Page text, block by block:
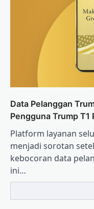
Data Pelanggan
Pengguna Trump T1
Platform layanan
menjadi sorotan
kebocoran data
ini…